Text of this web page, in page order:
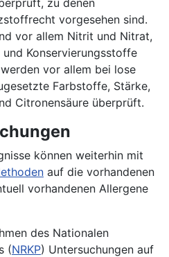
vorgesehen sind.
vor allem Nitrit und Nitrat,
Konservierungsstoffe
vor allem bei lose
Farbstoffe, Stärke,
Citronensäure überprüft.
können weiterhin mit
auf die vorhandenen
vorhandenen Allergene
des Nationalen
(NRKP) Untersuchungen auf